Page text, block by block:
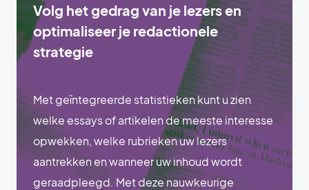
Volg het gedrag van je lezers en
optimaliseer je redactionele
strategie
Met geïntegreerde statistieken kunt u zien
welke essays of artikelen de meeste interesse
opwekken, welke rubrieken uw lezers
aantrekken en wanneer uw inhoud wordt
geraadpleegd. Met deze nauwkeurige